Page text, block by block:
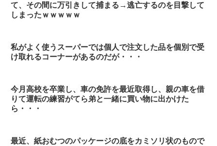
て、その間に万引きして捕まる→逃亡するのを目撃して
しまったｗｗｗｗｗ
私がよく使うスーパーでは個人で注文した品を個別で受
け取れるコーナーがあるのだが・・・
今月高校を卒業し、車の免許を最近取得し、親の車を借
りて運転の練習がてら弟と一緒に買い物に出かけた
ら・・・
最近、紙おむつのパッケージの底をカミソリ状のもので